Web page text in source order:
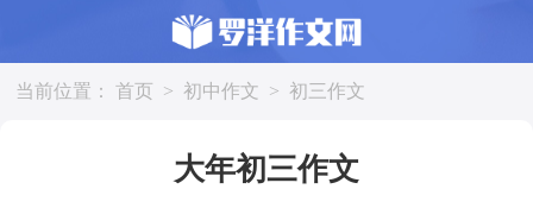
当前位置： 首页 > 初中作文 > 初三作文
大年初三作文